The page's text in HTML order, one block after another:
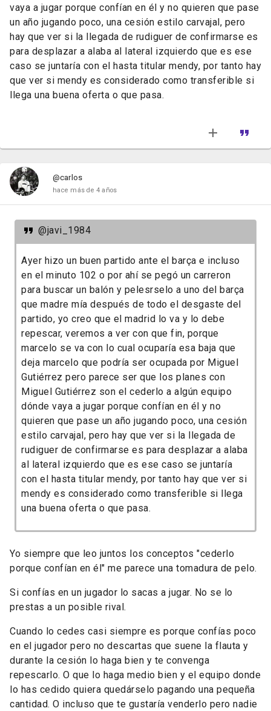
vaya a jugar porque confían en él y no quieren que pase
un año jugando poco, una cesión estilo carvajal, pero
hay que ver si la llegada de rudiguer de confirmarse es
para desplazar a alaba al lateral izquierdo que es ese
caso se juntaría con el hasta titular mendy, por tanto hay
que ver si mendy es considerado como transferible si
llega una buena oferta o que pasa.
@carlos
hace más de 4 años
@javi_1984
Ayer hizo un buen partido ante el barça e incluso
en el minuto 102 o por ahí se pegó un carreron
para buscar un balón y pelesrselo a uno del barça
que madre mía después de todo el desgaste del
partido, yo creo que el madrid lo va y lo debe
repescar, veremos a ver con que fin, porque
marcelo se va con lo cual ocuparía esa baja que
deja marcelo que podría ser ocupada por Miguel
Gutiérrez pero parece ser que los planes con
Miguel Gutiérrez son el cederlo a algún equipo
dónde vaya a jugar porque confían en él y no
quieren que pase un año jugando poco, una cesión
estilo carvajal, pero hay que ver si la llegada de
rudiguer de confirmarse es para desplazar a alaba
al lateral izquierdo que es ese caso se juntaría
con el hasta titular mendy, por tanto hay que ver si
mendy es considerado como transferible si llega
una buena oferta o que pasa.
Yo siempre que leo juntos los conceptos "cederlo
porque confían en él" me parece una tomadura de pelo.
Si confías en un jugador lo sacas a jugar. No se lo
prestas a un posible rival.
Cuando lo cedes casi siempre es porque confías poco
en el jugador pero no descartas que suene la flauta y
durante la cesión lo haga bien y te convenga
repescarlo. O que lo haga medio bien y el equipo donde
lo has cedido quiera quedárselo pagando una pequeña
cantidad. O incluso que te gustaría venderlo pero nadie